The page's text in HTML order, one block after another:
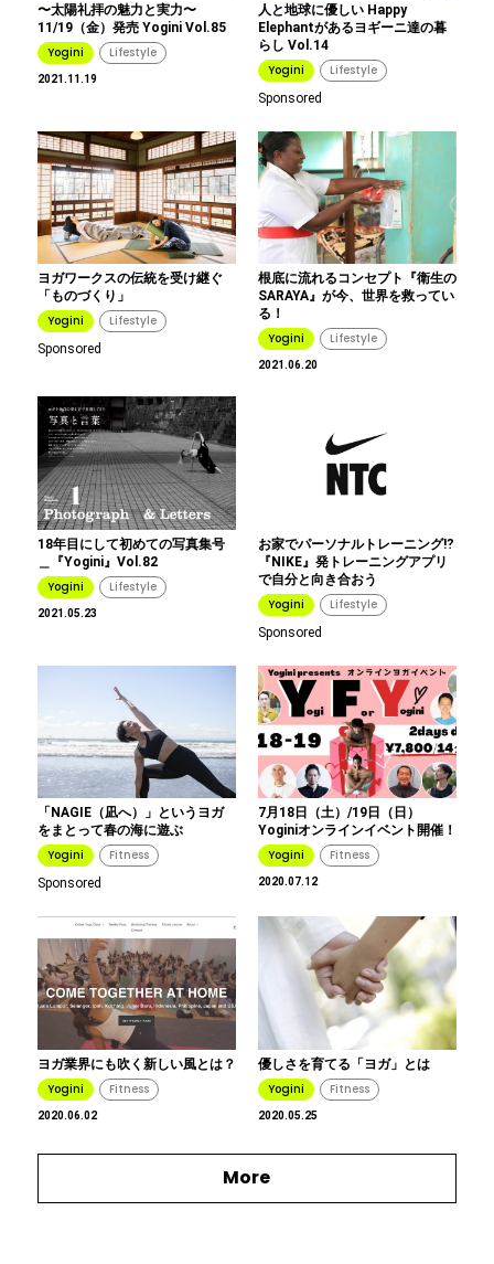
〜太陽礼拝の魅力と実力〜
11/19（金）発売 Yogini Vol.85
Yogini Lifestyle
2021.11.19
人と地球に優しい Happy
Elephantがあるヨギーニ達の暮
らし Vol.14
Yogini Lifestyle
Sponsored
ヨガワークスの伝統を受け継ぐ
「ものづくり」
Yogini Lifestyle
Sponsored
根底に流れるコンセプト『衛生の
SARAYA』が今、世界を救ってい
る！
Yogini Lifestyle
2021.06.20
18年目にして初めての写真集号
＿『Yogini』Vol.82
Yogini Lifestyle
2021.05.23
お家でパーソナルトレーニング⁉︎
『NIKE』発トレーニングアプリ
で自分と向き合おう
Yogini Lifestyle
Sponsored
「NAGIE（凪へ）」というヨガ
をまとって春の海に遊ぶ
Yogini Fitness
Sponsored
7月18日（土）/19日（日）
Yoginiオンラインイベント開催！
Yogini Fitness
2020.07.12
ヨガ業界にも吹く新しい風とは？
Yogini Fitness
2020.06.02
優しさを育てる「ヨガ」とは
Yogini Fitness
2020.05.25
More